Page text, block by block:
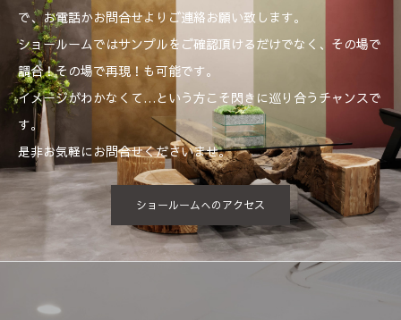
で、お電話かお問合せよりご連絡お願い致します。
ショールームではサンプルをご確認頂けるだけでなく、その場で
調合！その場で再現！も可能です。
イメージがわかなくて…という方こそ閃きに巡り合うチャンスで
す。
是非お気軽にお問合せくださいませ。
ショールームへのアクセス